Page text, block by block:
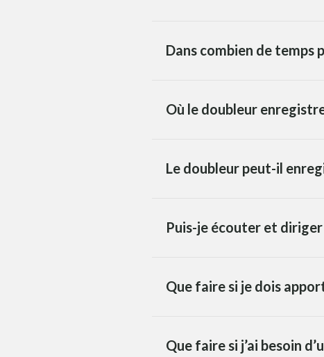
Dans combien de temps
Où le doubleur
Le doubleur peut-il
Puis-je écouter et
Que faire si je dois
Que faire si j’ai besoin